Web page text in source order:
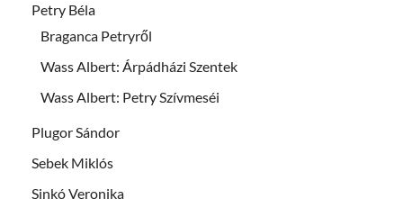
Petry Béla
Braganca Petryről
Wass Albert: Árpádházi Szentek
Wass Albert: Petry Szívmeséi
Plugor Sándor
Sebek Miklós
Sinkó Veronika